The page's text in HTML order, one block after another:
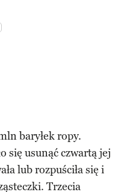
baryłek ropy.
się usunąć czwartą jej
lub rozpuściła się i
Trzecia